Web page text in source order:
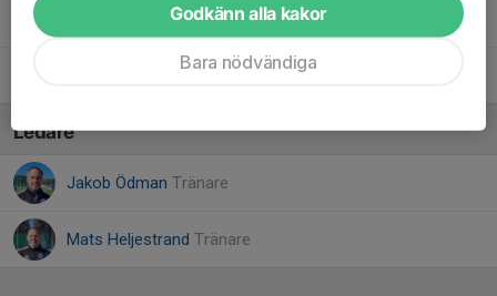
24. Christian J.
Ledare
Jakob Ödman Tränare
Mats Heljestrand Tränare
Godkänn alla kakor
Bara nödvändiga